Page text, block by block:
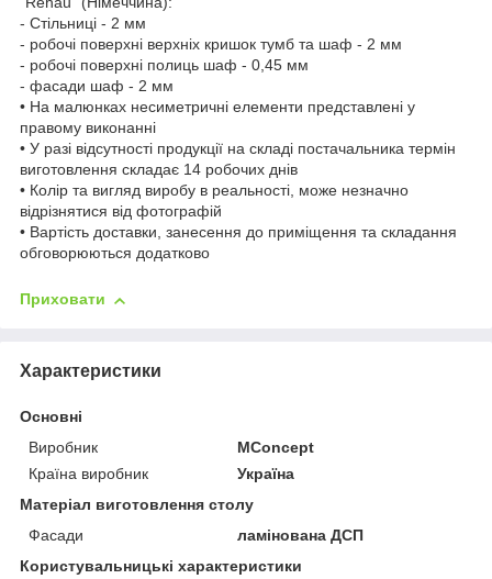
- Стільниці - 2 мм
- робочі поверхні верхніх кришок тумб та шаф - 2 мм
- робочі поверхні полиць шаф - 0,45 мм
- фасади шаф - 2 мм
• На малюнках несиметричні елементи представлені у
правому виконанні
• У разі відсутності продукції на складі постачальника термін
виготовлення складає 14 робочих днів
• Колір та вигляд виробу в реальності, може незначно
відрізнятися від фотографій
• Вартість доставки, занесення до приміщення та складання
обговорюються додатково
Приховати
Характеристики
Основні
Виробник
MConcept
Країна виробник
Україна
Матеріал виготовлення столу
Фасади
ламінована ДСП
Користувальницькі характеристики